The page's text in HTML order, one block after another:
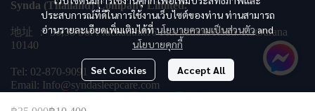
ประสบการณ์ที่ดีในการใช้งานเว็บไซต์ของท่าน ท่านสามารถ
อ่านรายละเอียดเพิ่มเติมได้ที่นโยบายความเป็นส่วนตัว and
นโยบายคุกกี้
Set Cookies Accept All
Synda (Thailand) Company Limited.
地址 ： 36,38 Soi Prachauthit16 Prachauthit Road. Ratburana
10140
Tel: 02-870-9091
Email: Info@syndasleepcare.com